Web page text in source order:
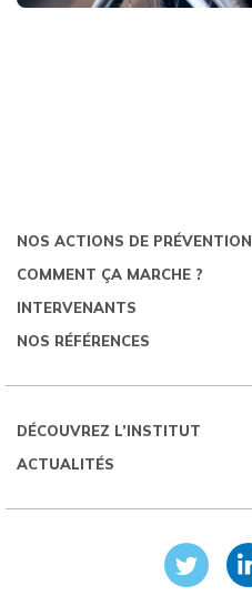
NOS ACTIONS DE PRÉVENTION
COMMENT ÇA MARCHE ?
INTERVENANTS
NOS RÉFÉRENCES
DÉCOUVREZ L’INSTITUT
ACTUALITÉS